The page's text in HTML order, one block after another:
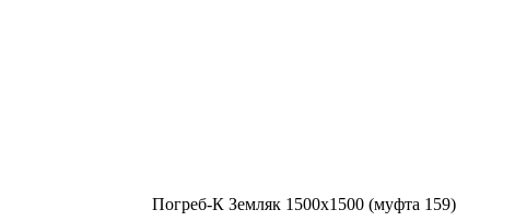
Погреб-К Земляк 1500х1500 (муфта 159)